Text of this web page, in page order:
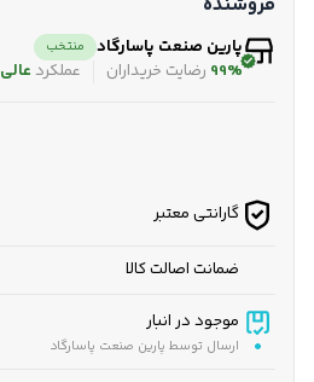
پارین صنعت پاسارگاد منتخب
99% رضایت خریداران عملکرد عالی
گارانتی معتبر
ضمانت اصالت کالا
موجود در انبار
ارسال توسط پارین صنعت پاسارگاد